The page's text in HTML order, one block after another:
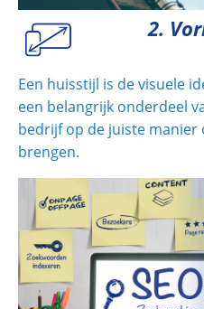
2.
Een huisstijl is de visuele
een belangrijk onderdeel
bedrijf op de juiste manier
brengen.